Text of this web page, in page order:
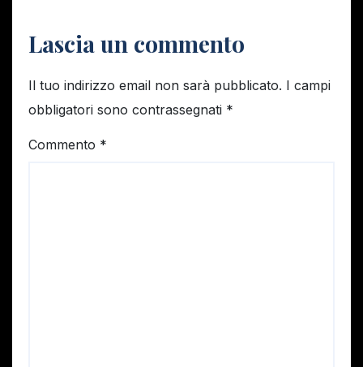
Lascia un commento
Il tuo indirizzo email non sarà pubblicato. I campi
obbligatori sono contrassegnati *
Commento *